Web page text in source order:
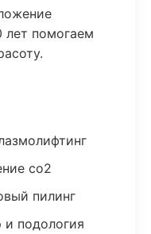
лет помогаем
co2
пилинг
подология